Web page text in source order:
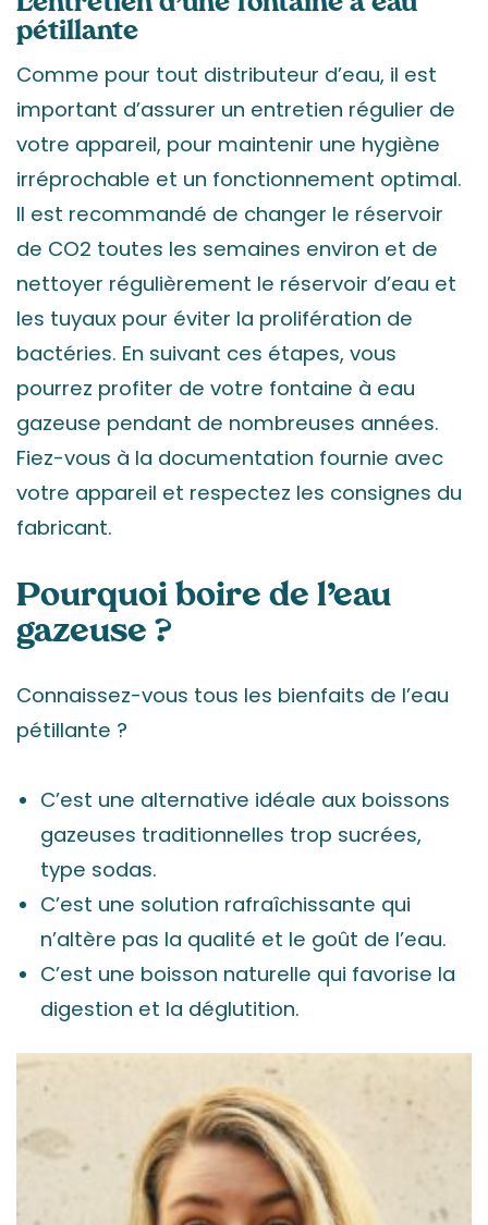
pétillante
Comme pour tout distributeur d’eau, il est
important d’assurer un entretien régulier de
votre appareil, pour maintenir une hygiène
irréprochable et un fonctionnement optimal.
Il est recommandé de changer le réservoir
de CO2 toutes les semaines environ et de
nettoyer régulièrement le réservoir d’eau et
les tuyaux pour éviter la prolifération de
bactéries. En suivant ces étapes, vous
pourrez profiter de votre fontaine à eau
gazeuse pendant de nombreuses années.
Fiez-vous à la documentation fournie avec
votre appareil et respectez les consignes du
fabricant.
Pourquoi boire de l’eau
gazeuse ?
Connaissez-vous tous les bienfaits de l’eau
pétillante ?
C’est une alternative idéale aux boissons
gazeuses traditionnelles trop sucrées,
type sodas.
C’est une solution rafraîchissante qui
n’altère pas la qualité et le goût de l’eau.
C’est une boisson naturelle qui favorise la
digestion et la déglutition.